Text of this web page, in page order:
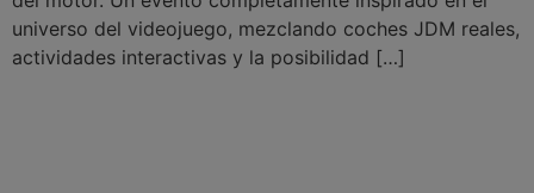
universo del videojuego, mezclando coches JDM reales,
actividades interactivas y la posibilidad […]